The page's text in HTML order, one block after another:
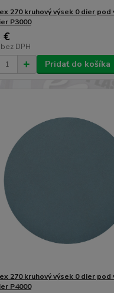
270 kruhový výsek 0 dier pod
P3000
€
bez DPH
Pridať do košíka
270 kruhový výsek 0 dier pod
P4000